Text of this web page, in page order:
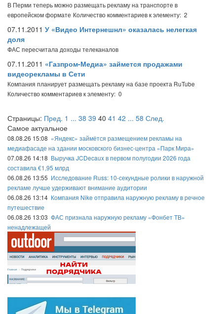
В Перми теперь можно размещать рекламу на транспорте в
европейском формате Количество комментариев к элементу: 2
07.11.2011 У «Видео Интернешнл» оказалась нелегкая
доля
ФАС пересчитала доходы телеканалов
07.11.2011 «Газпром-Медиа» займется продажами
видеорекламы в Сети
Компания планирует размещать рекламу на базе проекта RuTube
Количество комментариев к элементу: 0
Страницы: Пред. 1 ... 38 39 40 41 42 ... 58 След.
Самое актуальное
08.08.26 15:08 «Яндекс» займётся размещением рекламы на
медиафасаде на здании московского бизнес-центра «Парк Мира»
07.08.26 14:18 Выручка JCDecaux в первом полугодии 2026 года
составила €1,95 млрд
06.08.26 13:55 Исследование Russ: 10-секундные ролики в наружной
рекламе лучше удерживают внимание аудитории
06.08.26 13:14 Компания Nike отправила наружную рекламу в речное
путешествие
06.08.26 13:03 ФАС признала наружную рекламу «Фонбет ТВ»
ненадлежащей